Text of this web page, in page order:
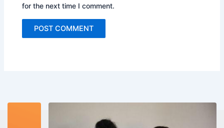
for the next time I comment.